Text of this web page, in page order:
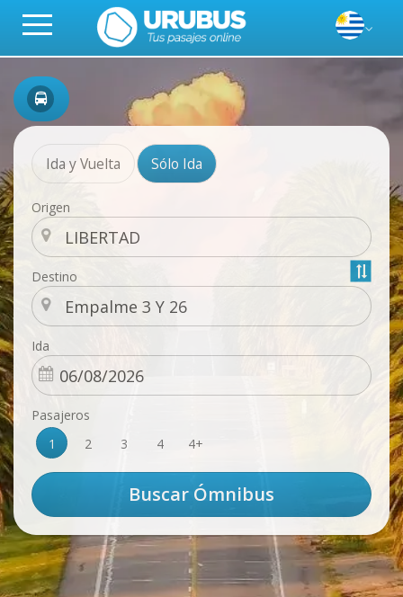
Ida y Vuelta Sólo Ida
Origen
Destino
Ida
Pasajeros
1
2 3 4 4+